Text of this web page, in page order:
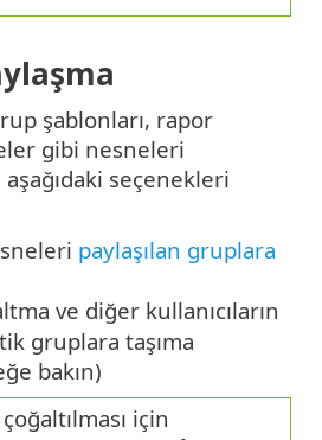
şablonları, rapor
gibi nesneleri
seçenekleri
paylaşılan gruplara
ve diğer kullanıcıların
gruplara taşıma
bakın)
için